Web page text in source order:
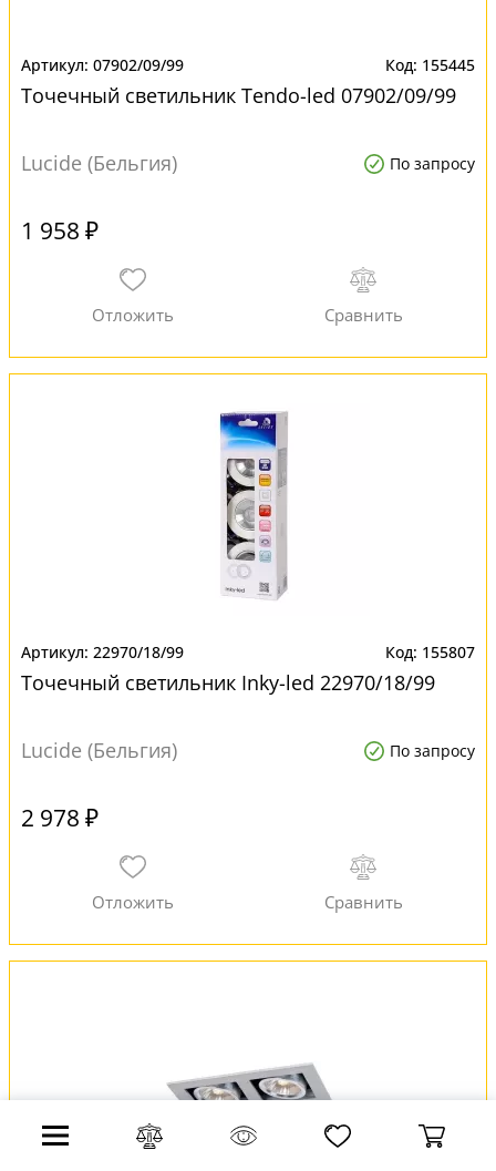
07902/09/99 155445
Точечный светильник Tendo-led 07902/09/99
Lucide (Бельгия) По запросу
1 958 ₽
22970/18/99 155807
Точечный светильник Inky-led 22970/18/99
Lucide (Бельгия) По запросу
2 978 ₽